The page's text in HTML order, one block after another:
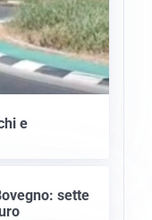
e
sette